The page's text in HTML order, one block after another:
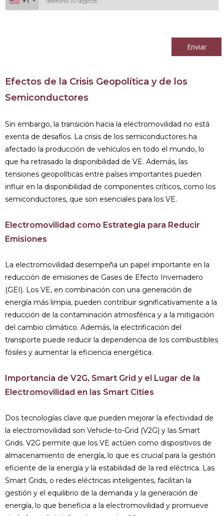
Enviar
Efectos de la Crisis Geopolítica y de los
Semiconductores
Sin embargo, la transición hacia la electromovilidad no está
exenta de desafíos. La crisis de los semiconductores ha
afectado la producción de vehículos en todo el mundo, lo
que ha retrasado la disponibilidad de VE. Además, las
tensiones geopolíticas entre países importantes pueden
influir en la disponibilidad de componentes críticos, como los
semiconductores, que son esenciales para los VE.
Electromovilidad como Estrategia para Reducir
Emisiones
La electromovilidad desempeña un papel importante en la
reducción de emisiones de Gases de Efecto Invernadero
(GEI). Los VE, en combinación con una generación de
energía más limpia, pueden contribuir significativamente a la
reducción de la contaminación atmosférica y a la mitigación
del cambio climático. Además, la electrificación del
transporte puede reducir la dependencia de los combustibles
fósiles y aumentar la eficiencia energética.
Importancia de V2G, Smart Grid y el Lugar de la
Electromovilidad en las Smart Cities
Dos tecnologías clave que pueden mejorar la efectividad de
la electromovilidad son Vehicle-to-Grid (V2G) y las Smart
Grids. V2G permite que los VE actúen como dispositivos de
almacenamiento de energía, lo que es crucial para la gestión
eficiente de la energía y la estabilidad de la red eléctrica. Las
Smart Grids, o redes eléctricas inteligentes, facilitan la
gestión y el equilibrio de la demanda y la generación de
energía, lo que beneficia a la electromovilidad y promueve